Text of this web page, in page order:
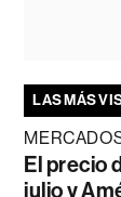
LAS MÁS
El precio
julio y